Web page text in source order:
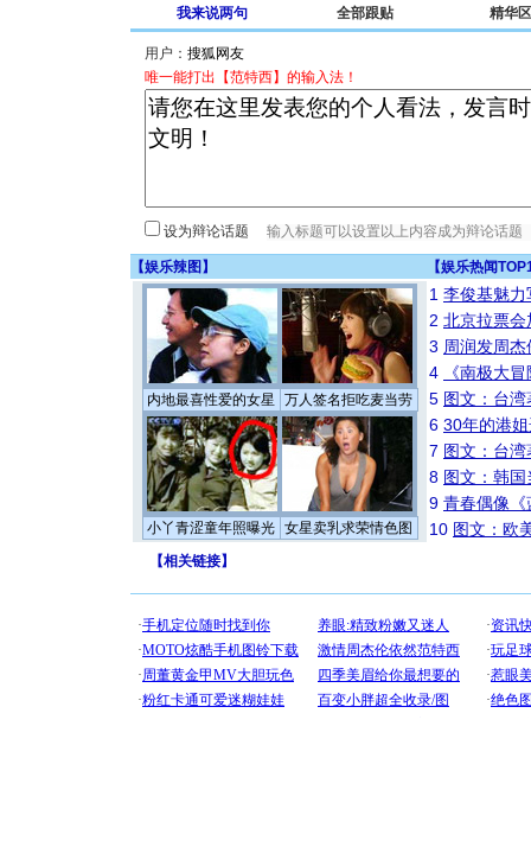
我来说两句 全部跟贴 精华区
用户：
唯一能打出【范特西】的输入法！
设为辩论话题
【娱乐辣图 】 【娱乐热闻
内地最喜性爱的女星 万人签名拒吃麦当劳
小丫青涩童年照曝光 女星卖乳求荣情色图
1 李俊基魅力
2 北京拉票
3 周润发周
4
《南极大
5 图文：台
6 30年的港
7 图文：台
8 图文：韩
9 青春偶像《
10 图文：欧
【相关链接】